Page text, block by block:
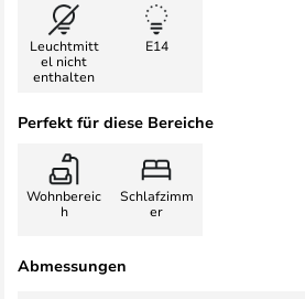
Leuchtmitt
el nicht
enthalten
E14
Perfekt für diese Bereiche
Wohnbereic
h
Schlafzimm
er
Abmessungen